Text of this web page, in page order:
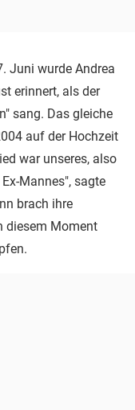
Juni wurde Andrea
erinnert, als der
sang. Das gleiche
auf der Hochzeit
war unseres, also
Mannes", sagte
brach ihre
diesem Moment